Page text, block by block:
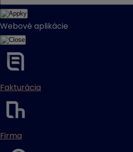
Webové aplikácie
Fakturácia
Firma